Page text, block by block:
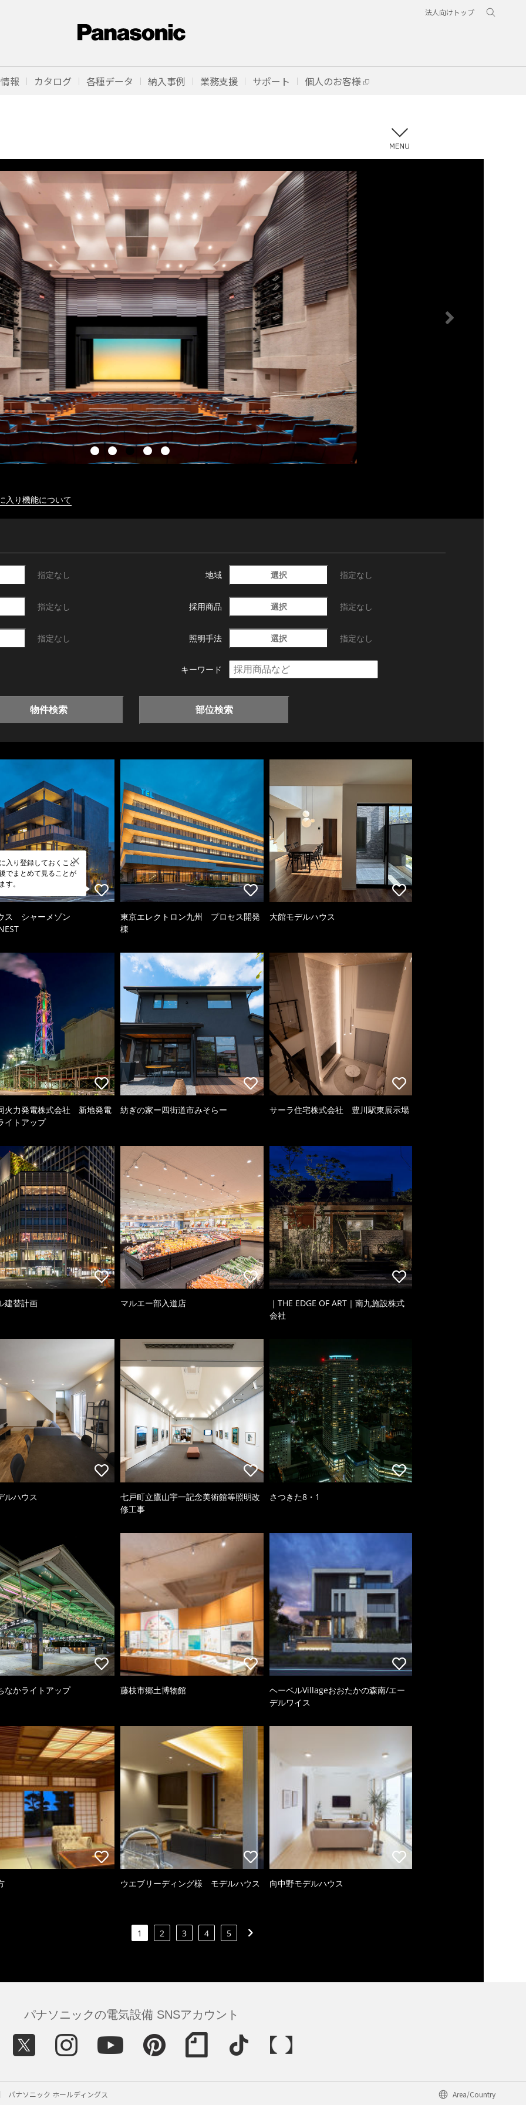
法人向けトップ
報 カタログ 各種データ 納入事例 業務支援 サポート 個人のお客様
入り機能について
指定なし 地域 選択 指定なし
指定なし 採用商品 選択 指定なし
指定なし 照明手法 選択 指定なし
キーワード
物件検索 部位検索
入り登録しておくこと
でまとめて見ることが
す。
ス シャーメゾン
東京エレクトロン九州 プロセス開発
棟
大館モデルハウス
火力発電株式会社 新地発電
イトアップ
紡ぎの家ー四街道市みそらー サーラ住宅株式会社 豊川駅東展示場
建替計画 マルエー部入道店
｜THE EDGE OF ART｜南九施設株式
会社
ルハウス
七戸町立鷹山宇一記念美術館等照明改
修工事
さつきた8・1
なかライトアップ 藤枝市郷土博物館
ヘーベルVillageおおたかの森南/エー
デルワイス
ウエブリーディング様 モデルハウス 向中野モデルハウス
1 2 3 4 5
パナソニックの電気設備 SNSアカウント
パナソニック ホールディングス Area/Country